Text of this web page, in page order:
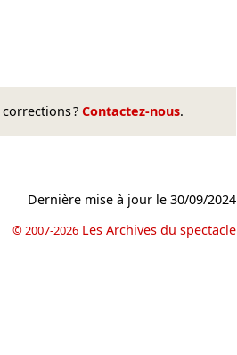
? Contactez-nous.
Dernière mise à jour le30/09/2024
© 2007-2026 Les Archives du spectacle